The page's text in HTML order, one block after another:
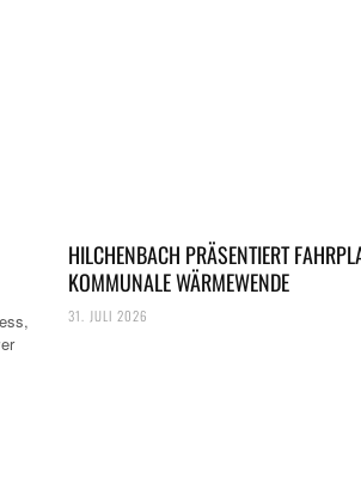
HILCHENBACH PRÄSENTIERT
KOMMUNALE WÄRMEWENDE
31. JULI 2026